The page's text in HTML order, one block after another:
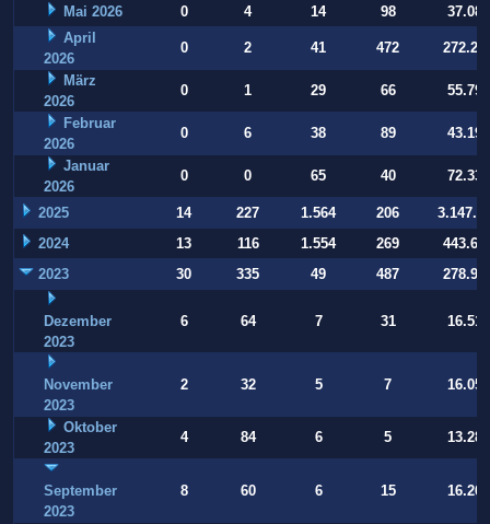
Mai 2026 0 4 14 98
37.084
April
2026
0 2 41 472
März
2026
0 1 29 66
55.794
Februar
2026
0 6 38 89
43.197
Januar
2026
0 0 65 40 72.332
2025 14 227 1.564 206
2024
13 116 1.554 269
2023
30 335 49 487
Dezember
2023
6 64 7 31 16.514
November
2023
2 32 5 7 16.054
Oktober
2023
4 84 6 5 13.283
September
2023
8 60 6 15 16.269